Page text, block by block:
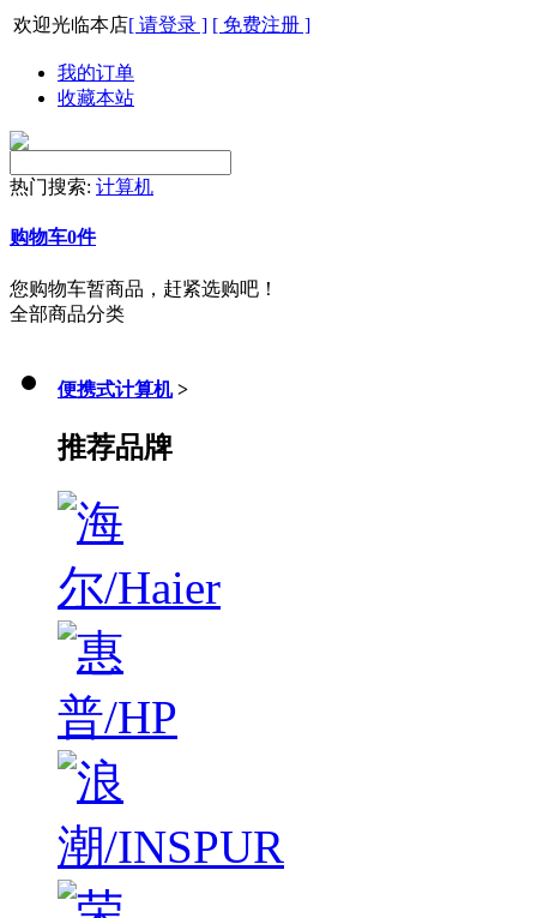
欢迎光临本店[ 请登录 ] [ 免费注册 ]
我的订单
收藏本站
热门搜索: 计算机
购物车0件
您购物车暂商品，赶紧选购吧！
全部商品分类
便携式计算机 >
推荐品牌